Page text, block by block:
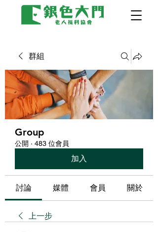
群組
Group
公開 · 483 位會員
加入
討論 媒體 會員 關於
上一步